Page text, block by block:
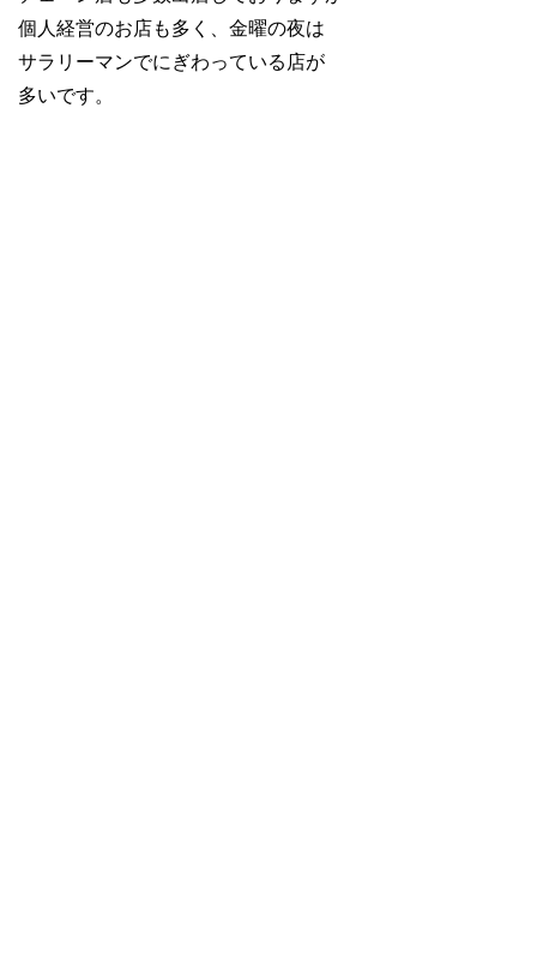
個人経営のお店も多く、金曜の夜は
サラリーマンでにぎわっている店が
多いです。